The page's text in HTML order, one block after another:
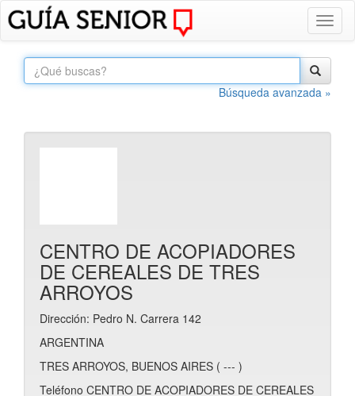
Búsqueda avanzada »
CENTRO DE ACOPIADORES
DE CEREALES DE TRES
ARROYOS
Dirección: Pedro N. Carrera 142
ARGENTINA
TRES ARROYOS, BUENOS AIRES ( --- )
Teléfono CENTRO DE ACOPIADORES DE CEREALES